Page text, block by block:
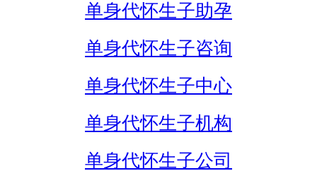
单身代怀生子助孕
单身代怀生子咨询
单身代怀生子中心
单身代怀生子机构
单身代怀生子公司